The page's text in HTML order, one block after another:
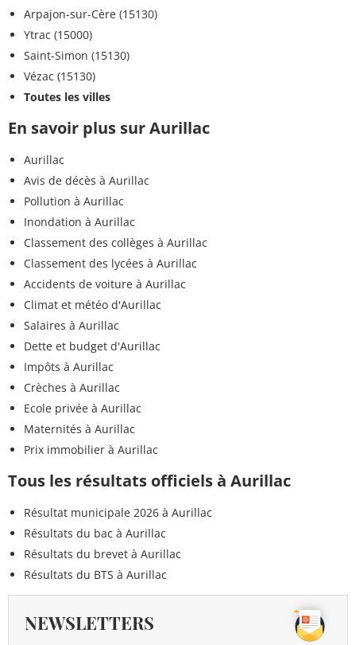
Arpajon-sur-Cère (15130)
Ytrac (15000)
Saint-Simon (15130)
Vézac (15130)
Toutes les villes
En savoir plus sur Aurillac
Aurillac
Avis de décès à Aurillac
Pollution à Aurillac
Inondation à Aurillac
Classement des collèges à Aurillac
Classement des lycées à Aurillac
Accidents de voiture à Aurillac
Climat et météo d'Aurillac
Salaires à Aurillac
Dette et budget d'Aurillac
Impôts à Aurillac
Crèches à Aurillac
Ecole privée à Aurillac
Maternités à Aurillac
Prix immobilier à Aurillac
Tous les résultats officiels à Aurillac
Résultat municipale 2026 à Aurillac
Résultats du bac à Aurillac
Résultats du brevet à Aurillac
Résultats du BTS à Aurillac
NEWSLETTERS